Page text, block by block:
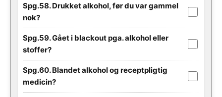
Spg.58. Drukket alkohol, før du var gammel
nok?
Spg.59. Gået i blackout pga. alkohol eller
stoffer?
Spg.60. Blandet alkohol og receptpligtig
medicin?